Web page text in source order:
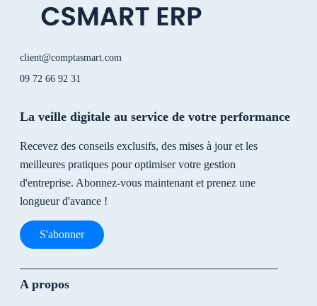
client@comptasmart.com
09 72 66 92 31
La veille digitale au service de votre performance
Recevez des conseils exclusifs, des mises à jour et les
meilleures pratiques pour optimiser votre gestion
d'entreprise. Abonnez-vous maintenant et prenez une
longueur d'avance !
S'abonner
A propos